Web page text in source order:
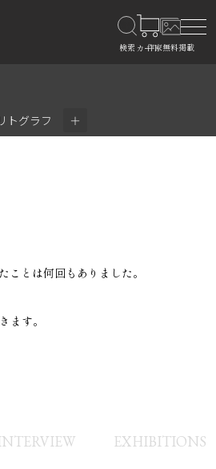
トグラフ ＋
とは何回もありました。
ます。
EXHIBITIONS